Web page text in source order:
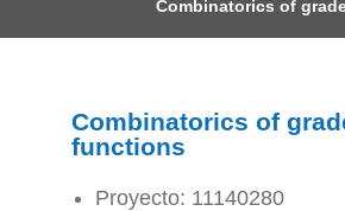
Combinatorics of
Combinatorics of
functions
Proyecto: 11140280